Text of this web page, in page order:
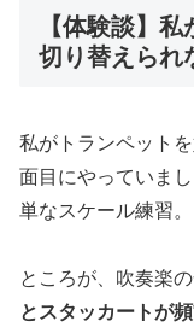
【体験談】
切り替えられ
私がトランペット
面目にやっていま
単なスケール練習
ところが、吹奏楽
とスタッカートが